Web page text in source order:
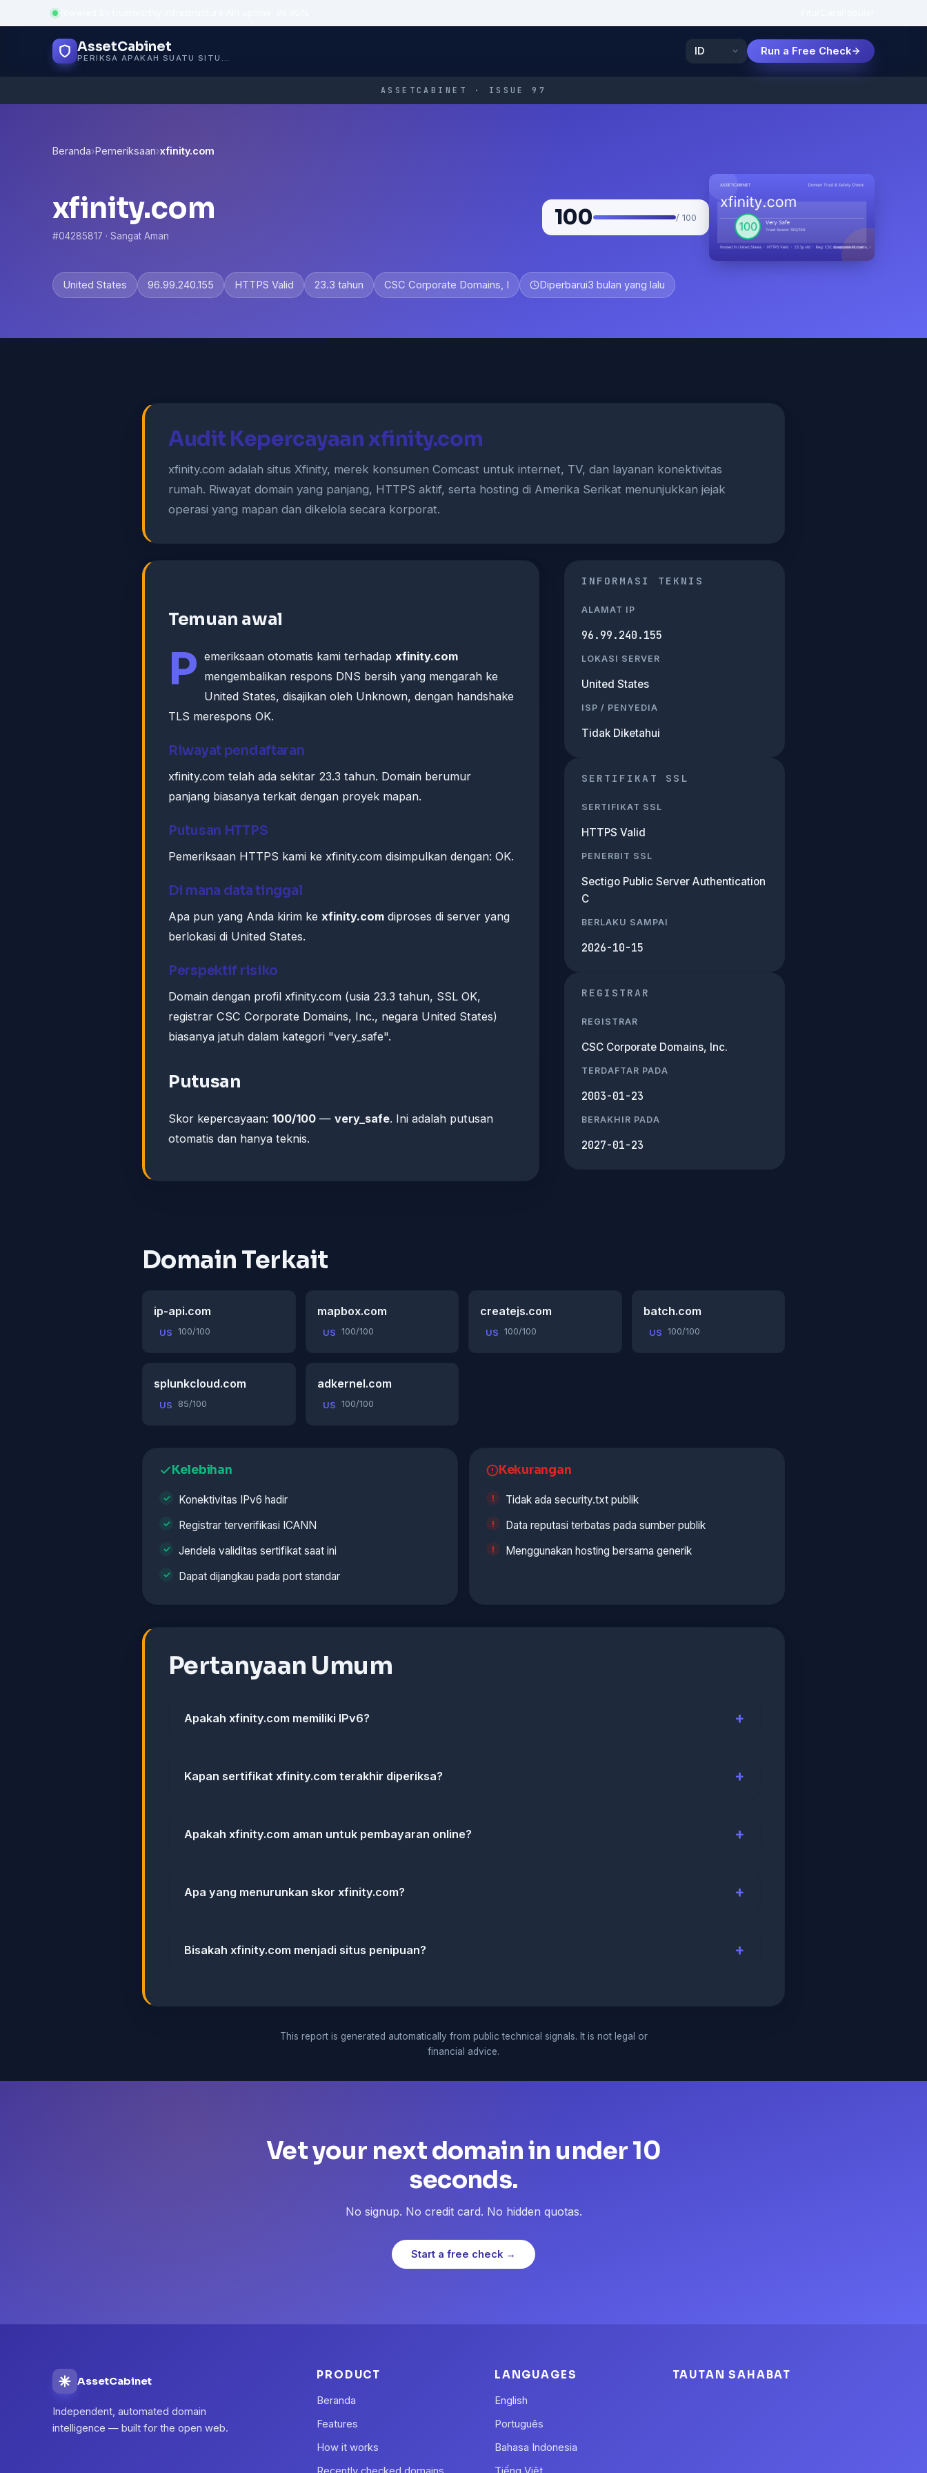
Powered by trustworthy infrastructure
AssetCabinet
PERIKSA APAKAH SUATU SITUS AMAN
Run a Free Check
ASSETCABINET · ISSUE 97
Beranda›Pemeriksaan›xfinity.com
xfinity.com
#04285817 · Sangat Aman
100 / 100
United States 96.99.240.155 HTTPS Valid 23.3 tahun CSC Corporate Domains, I Diperbarui3 bulan yang lalu
Audit Kepercayaan xfinity.com
xfinity.com adalah situs Xfinity, merek konsumen Comcast untuk internet, TV, dan layanan konektivitas
rumah. Riwayat domain yang panjang, HTTPS aktif, serta hosting di Amerika Serikat menunjukkan jejak
operasi yang mapan dan dikelola secara korporat.
Temuan awal
P emeriksaan otomatis kami terhadap xfinity.com
mengembalikan respons DNS bersih yang mengarah ke
United States, disajikan oleh Unknown, dengan handshake
TLS merespons OK.
Riwayat pendaftaran
xfinity.com telah ada sekitar 23.3 tahun. Domain berumur
panjang biasanya terkait dengan proyek mapan.
Putusan HTTPS
Pemeriksaan HTTPS kami ke xfinity.com disimpulkan dengan: OK.
Di mana data tinggal
Apa pun yang Anda kirim ke xfinity.com diproses di server yang
berlokasi di United States.
Perspektif risiko
Domain dengan profil xfinity.com (usia 23.3 tahun, SSL OK,
registrar CSC Corporate Domains, Inc., negara United States)
biasanya jatuh dalam kategori "very_safe".
Putusan
Skor kepercayaan: 100/100 — very_safe. Ini adalah putusan
otomatis dan hanya teknis.
INFORMASI TEKNIS
ALAMAT IP
96.99.240.155
LOKASI SERVER
United States
ISP / PENYEDIA
Tidak Diketahui
SERTIFIKAT SSL
SERTIFIKAT SSL
HTTPS Valid
PENERBIT SSL
Sectigo Public Server Authentication
C
BERLAKU SAMPAI
2026-10-15
REGISTRAR
REGISTRAR
CSC Corporate Domains, Inc.
TERDAFTAR PADA
2003-01-23
BERAKHIR PADA
2027-01-23
Domain Terkait
ip-api.com
US 100/100
mapbox.com
US 100/100
createjs.com
US 100/100
batch.com
US 100/100
splunkcloud.com
US 85/100
adkernel.com
US 100/100
Kelebihan
Konektivitas IPv6 hadir
Registrar terverifikasi ICANN
Jendela validitas sertifikat saat ini
Dapat dijangkau pada port standar
Kekurangan
Tidak ada security.txt publik
Data reputasi terbatas pada sumber publik
Menggunakan hosting bersama generik
Pertanyaan Umum
Apakah xfinity.com memiliki IPv6?
Kapan sertifikat xfinity.com terakhir diperiksa?
Apakah xfinity.com aman untuk pembayaran online?
Apa yang menurunkan skor xfinity.com?
Bisakah xfinity.com menjadi situs penipuan?
This report is generated automatically from public technical signals. It is not legal or
financial advice.
Vet your next domain in under 10
seconds.
No signup. No credit card. No hidden quotas.
Start a free check →
AssetCabinet
Independent, automated domain
intelligence — built for the open web.
PRODUCT
Beranda
Features
How it works
LANGUAGES
English
Português
Bahasa Indonesia
TAUTAN SAHABAT